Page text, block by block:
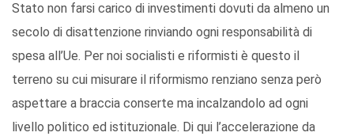
Stato non farsi carico di investimenti dovuti da almeno un
secolo di disattenzione rinviando ogni responsabilità di
spesa all’Ue. Per noi socialisti e riformisti è questo il
terreno su cui misurare il riformismo renziano senza però
aspettare a braccia conserte ma incalzandolo ad ogni
livello politico ed istituzionale. Di qui l’accelerazione da